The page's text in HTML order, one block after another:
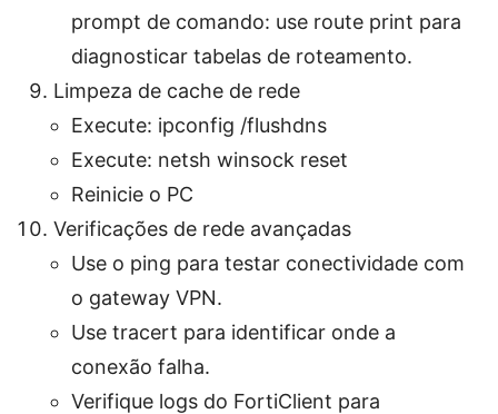
prompt de comando: use route print para
diagnosticar tabelas de roteamento.
Limpeza de cache de rede
Execute: ipconfig /flushdns
Execute: netsh winsock reset
Reinicie o PC
Verificações de rede avançadas
Use o ping para testar conectividade com
o gateway VPN.
Use tracert para identificar onde a
conexão falha.
Verifique logs do FortiClient para